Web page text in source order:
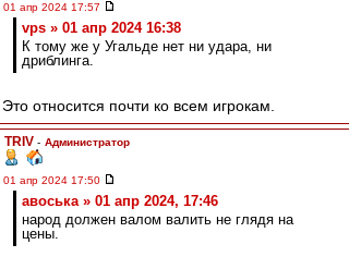
01 апр 2024 17:57
vps » 01 апр 2024 16:38
К тому же у Угальде нет ни удара, ни
дриблинга.
Это относится почти ко всем игрокам.
TRIV - Администратор
01 апр 2024 17:50
авоська » 01 апр 2024, 17:46
народ должен валом валить не глядя на
цены.